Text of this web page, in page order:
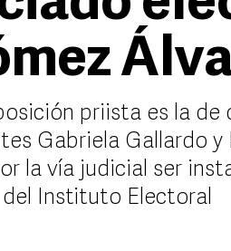
priista es la de
Gabriela Gallardo y
la vía judicial ser
Instituto Electoral